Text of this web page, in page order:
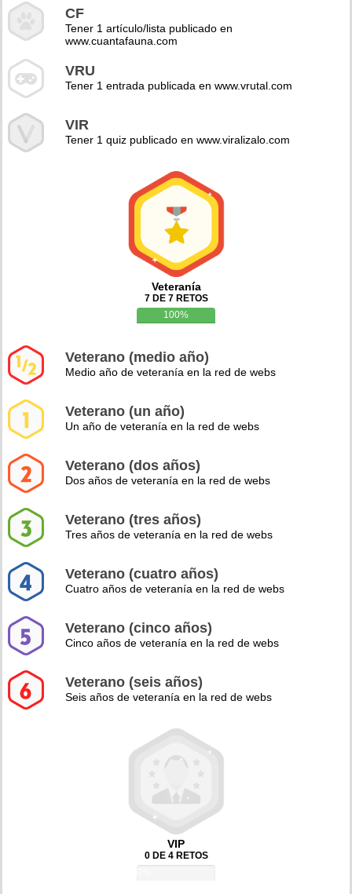
CF
Tener 1 artículo/lista publicado en
www.cuantafauna.com
VRU
Tener 1 entrada publicada en www.vrutal.com
VIR
Tener 1 quiz publicado en www.viralizalo.com
Veteranía
7 DE 7 RETOS
100%
Veterano (medio año)
Medio año de veteranía en la red de webs
Veterano (un año)
Un año de veteranía en la red de webs
Veterano (dos años)
Dos años de veteranía en la red de webs
Veterano (tres años)
Tres años de veteranía en la red de webs
Veterano (cuatro años)
Cuatro años de veteranía en la red de webs
Veterano (cinco años)
Cinco años de veteranía en la red de webs
Veterano (seis años)
Seis años de veteranía en la red de webs
VIP
0 DE 4 RETOS